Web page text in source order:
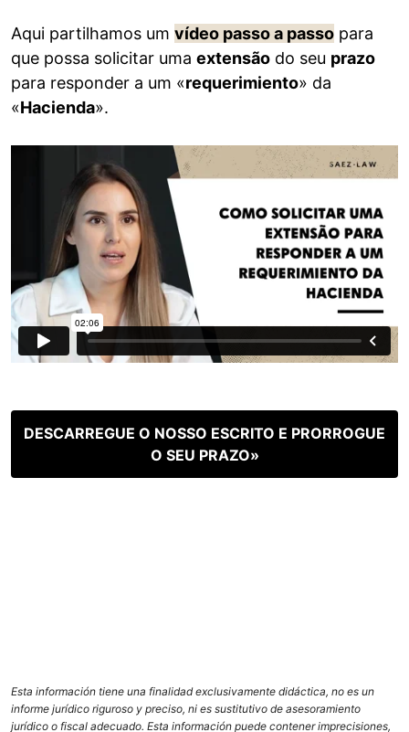
Aqui partilhamos um vídeo passo a passo para
que possa solicitar uma extensão do seu prazo
para responder a um «requerimiento» da
«Hacienda».
DESCARREGUE O NOSSO ESCRITO E PRORROGUE
O SEU PRAZO»
Esta información tiene una finalidad exclusivamente didáctica, no es un
informe jurídico riguroso y preciso, ni es sustitutivo de asesoramiento
jurídico o fiscal adecuado. Esta información puede contener imprecisiones,